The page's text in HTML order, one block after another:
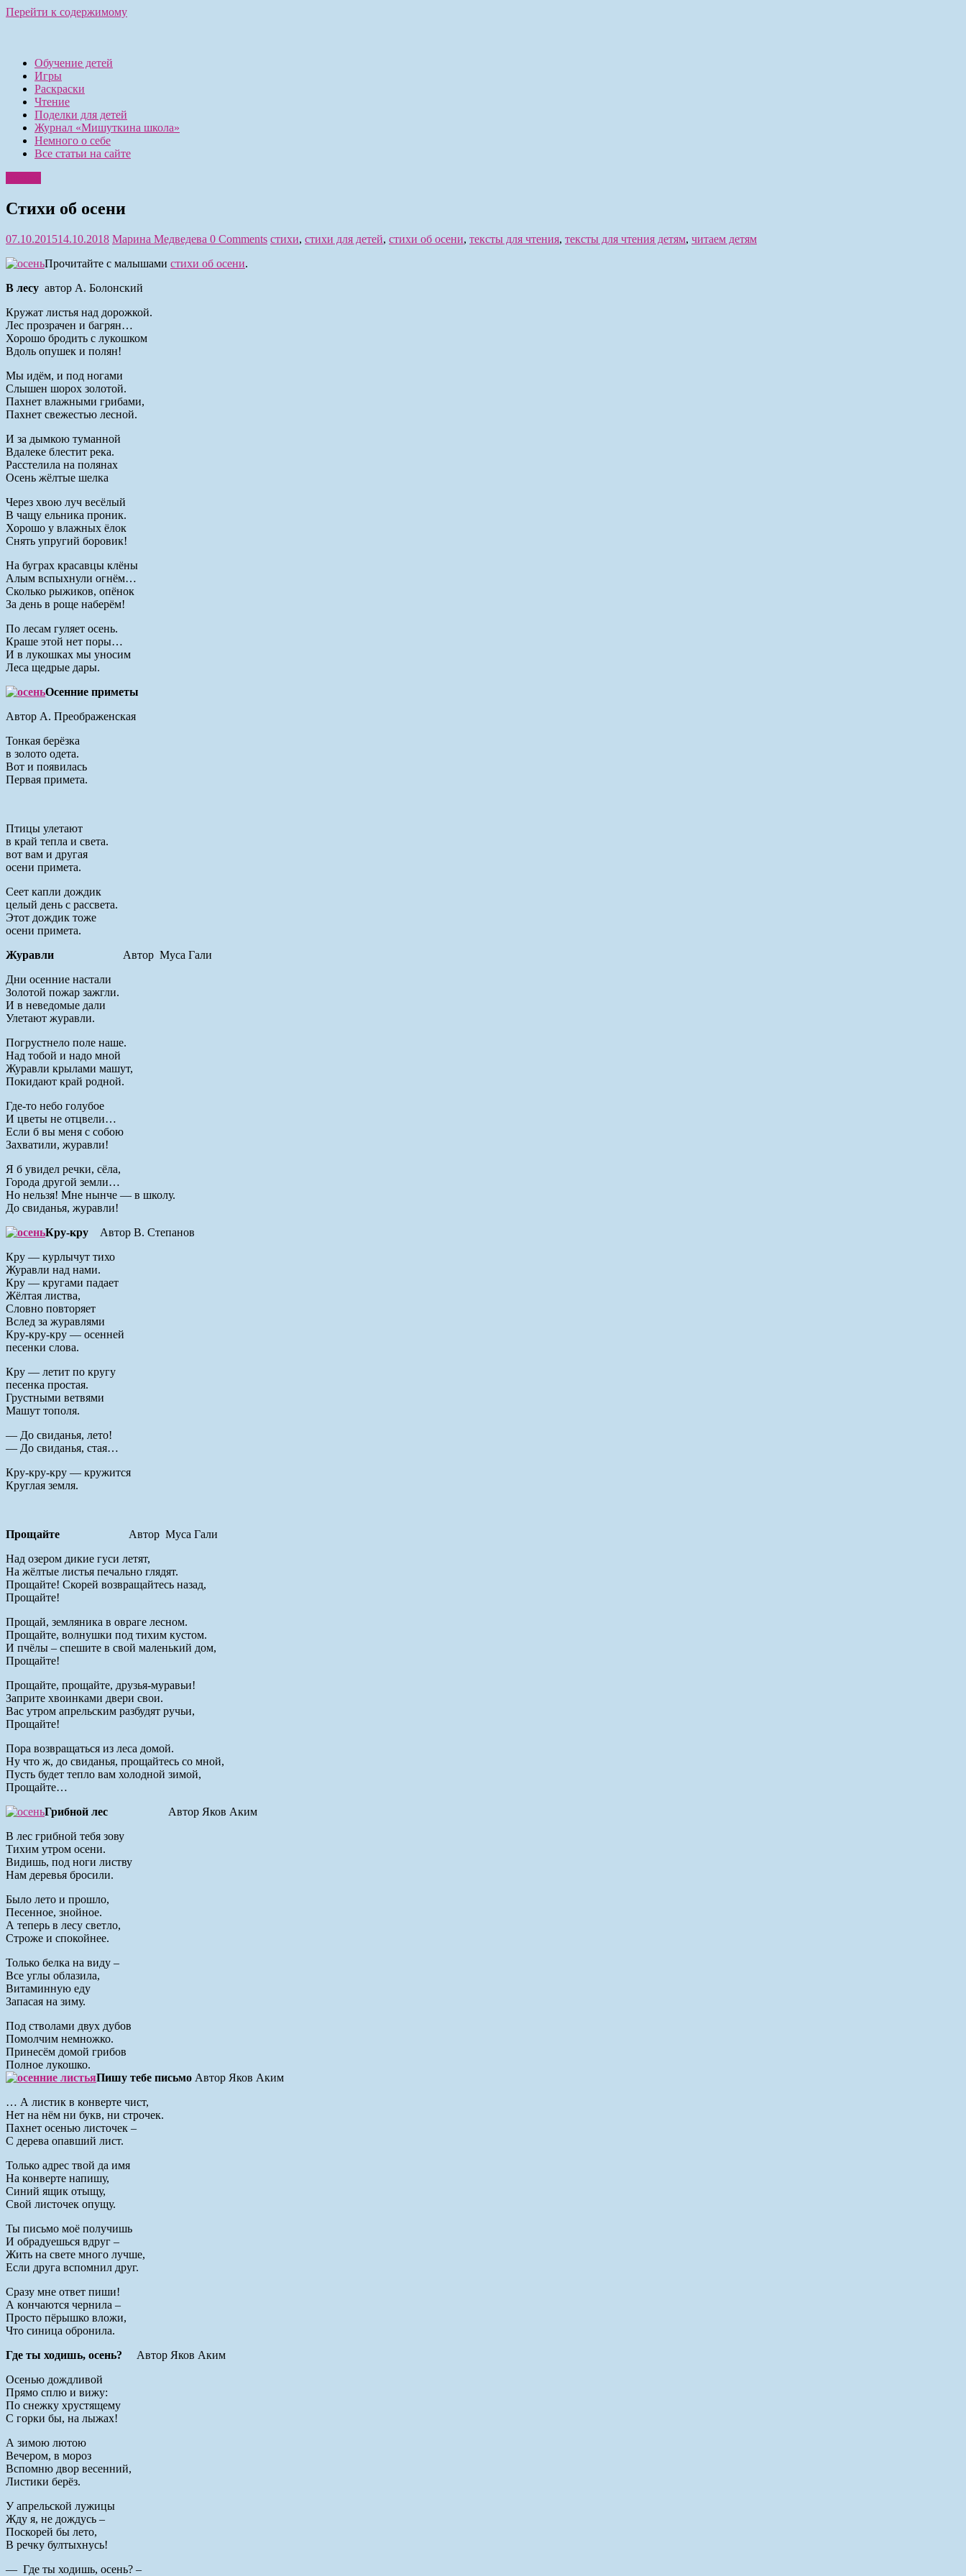
Перейти к содержимому
Обучение детей
Игры
Раскраски
Чтение
Поделки для детей
Журнал «Мишуткина школа»
Немного о себе
Все статьи на сайте
Стихи об осени
07.10.201514.10.2018 Марина Медведева 0 Comments стихи, стихи для детей, стихи об осени, тексты для чтения, тексты для чтения детям, читаем детям
Прочитайте с малышами стихи об осени.
В лесу автор А. Болонский
Кружат листья над дорожкой.
Лес прозрачен и багрян…
Хорошо бродить с лукошком
Вдоль опушек и полян!
Мы идём, и под ногами
Слышен шорох золотой.
Пахнет влажными грибами,
Пахнет свежестью лесной.
И за дымкою туманной
Вдалеке блестит река.
Расстелила на полянах
Осень жёлтые шелка
Через хвою луч весёлый
В чащу ельника проник.
Хорошо у влажных ёлок
Снять упругий боровик!
На буграх красавцы клёны
Алым вспыхнули огнём…
Сколько рыжиков, опёнок
За день в роще наберём!
По лесам гуляет осень.
Краше этой нет поры…
И в лукошках мы уносим
Леса щедрые дары.
Осенние приметы
Автор А. Преображенская
Тонкая берёзка
в золото одета.
Вот и появилась
Первая примета.
Птицы улетают
в край тепла и света.
вот вам и другая
осени примета.
Сеет капли дождик
целый день с рассвета.
Этот дождик тоже
осени примета.
Журавли
Автор Муса Гали
Дни осенние настали
Золотой пожар зажгли.
И в неведомые дали
Улетают журавли.
Погрустнело поле наше.
Над тобой и надо мной
Журавли крылами машут,
Покидают край родной.
Где-то небо голубое
И цветы не отцвели…
Если б вы меня с собою
Захватили, журавли!
Я б увидел речки, сёла,
Города другой земли…
Но нельзя! Мне нынче — в школу.
До свиданья, журавли!
Кру-кру Автор В. Степанов
Кру — курлычут тихо
Журавли над нами.
Кру — кругами падает
Жёлтая листва,
Словно повторяет
Вслед за журавлями
Кру-кру-кру — осенней
песенки слова.
Кру — летит по кругу
песенка простая.
Грустными ветвями
Машут тополя.
— До свиданья, лето!
— До свиданья, стая…
Кру-кру-кру — кружится
Круглая земля.
Прощайте
Автор Муса Гали
Над озером дикие гуси летят,
На жёлтые листья печально глядят.
Прощайте! Скорей возвращайтесь назад,
Прощайте!
Прощай, земляника в овраге лесном.
Прощайте, волнушки под тихим кустом.
И пчёлы – спешите в свой маленький дом,
Прощайте!
Прощайте, прощайте, друзья-муравьи!
Заприте хвоинками двери свои.
Вас утром апрельским разбудят ручьи,
Прощайте!
Пора возвращаться из леса домой.
Ну что ж, до свиданья, прощайтесь со мной,
Пусть будет тепло вам холодной зимой,
Прощайте…
Грибной лес
Автор Яков Аким
В лес грибной тебя зову
Тихим утром осени.
Видишь, под ноги листву
Нам деревья бросили.
Было лето и прошло,
Песенное, знойное.
А теперь в лесу светло,
Строже и спокойнее.
Только белка на виду –
Все углы облазила,
Витаминную еду
Запасая на зиму.
Под стволами двух дубов
Помолчим немножко.
Принесём домой грибов
Полное лукошко.
Пишу тебе письмо Автор Яков Аким
… А листик в конверте чист,
Нет на нём ни букв, ни строчек.
Пахнет осенью листочек –
С дерева опавший лист.
Только адрес твой да имя
На конверте напишу,
Синий ящик отыщу,
Свой листочек опущу.
Ты письмо моё получишь
И обрадуешься вдруг –
Жить на свете много лучше,
Если друга вспомнил друг.
Сразу мне ответ пиши!
А кончаются чернила –
Просто пёрышко вложи,
Что синица обронила.
Где ты ходишь, осень?
Автор Яков Аким
Осенью дождливой
Прямо сплю и вижу:
По снежку хрустящему
С горки бы, на лыжах!
А зимою лютою
Вечером, в мороз
Вспомню двор весенний,
Листики берёз.
У апрельской лужицы
Жду я, не дождусь –
Поскорей бы лето,
В речку бултыхнусь!
— Где ты ходишь, осень? –